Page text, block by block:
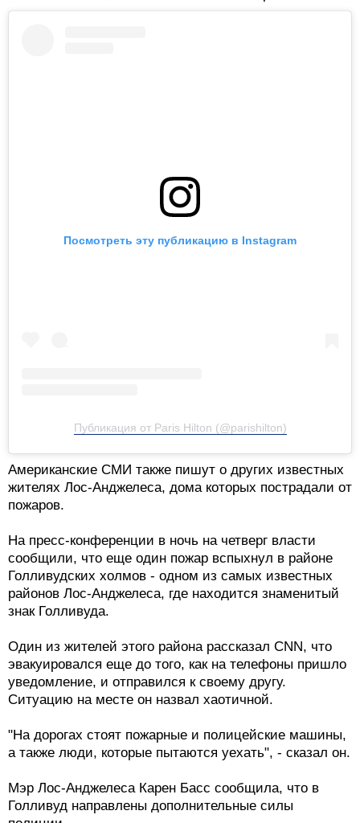
Посмотреть эту публикацию в Instagram
Публикация от Paris Hilton (@parishilton)
Американские СМИ также пишут о других известных
жителях Лос-Анджелеса, дома которых пострадали от
пожаров.
На пресс-конференции в ночь на четверг власти
сообщили, что еще один пожар вспыхнул в районе
Голливудских холмов - одном из самых известных
районов Лос-Анджелеса, где находится знаменитый
знак Голливуда.
Один из жителей этого района рассказал CNN, что
эвакуировался еще до того, как на телефоны пришло
уведомление, и отправился к своему другу.
Ситуацию на месте он назвал хаотичной.
"На дорогах стоят пожарные и полицейские машины,
а также люди, которые пытаются уехать", - сказал он.
Мэр Лос-Анджелеса Карен Басс сообщила, что в
Голливуд направлены дополнительные силы